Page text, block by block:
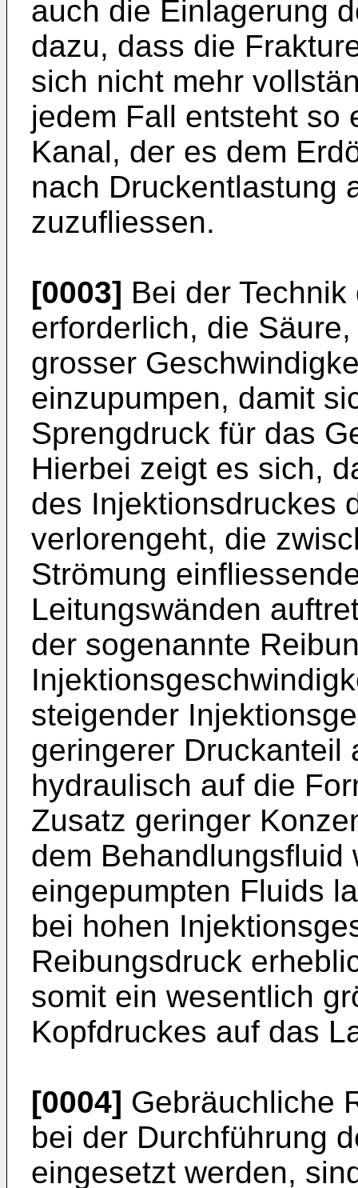
auch die Einlagerung
dazu, dass die
sich nicht mehr
jedem Fall entsteht so
Kanal, der es dem
nach Druckentlastung
zuzufliessen.
[0003] Bei der
erforderlich, die
grosser
einzupumpen, damit
Sprengdruck für das
Hierbei zeigt es sich,
des Injektionsdruckes
verlorengeht, die
Strömung
Leitungswänden
der sogenannte
steigender
geringerer Druckanteil
hydraulisch auf die
Zusatz geringer
dem Behandlungsfluid
eingepumpten Fluids
bei hohen
Reibungsdruck
somit ein wesentlich
Kopfdruckes auf das
[0004] Gebräuchliche
bei der Durchführung
eingesetzt werden,